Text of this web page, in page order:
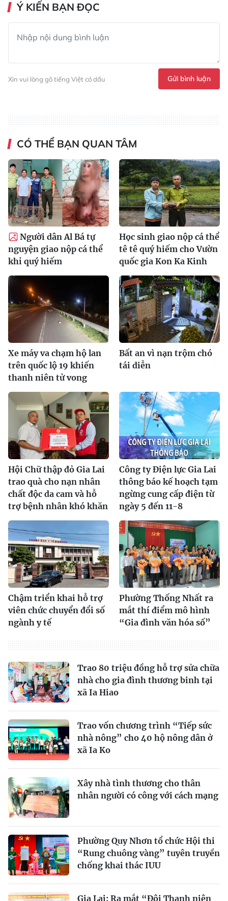
Ý KIẾN BẠN ĐỌC
Xin vui lòng gõ tiếng Việt có dấu Gửi bình luận
CÓ THỂ BẠN QUAN TÂM
Người dân Al Bá tự
nguyện giao nộp cá thể
khỉ quý hiếm
Học sinh giao nộp cá thể
tê tê quý hiếm cho Vườn
quốc gia Kon Ka Kinh
Xe máy va chạm hộ lan
trên quốc lộ 19 khiến
thanh niên tử vong
Bất an vì nạn trộm chó
tái diễn
Hội Chữ thập đỏ Gia Lai
trao quà cho nạn nhân
chất độc da cam và hỗ
trợ bệnh nhân khó khăn
Công ty Điện lực Gia Lai
thông báo kế hoạch tạm
ngừng cung cấp điện từ
ngày 5 đến 11-8
Chậm triển khai hỗ trợ
viên chức chuyển đổi số
ngành y tế
Phường Thống Nhất ra
mắt thí điểm mô hình
“Gia đình văn hóa số”
Trao 80 triệu đồng hỗ trợ sửa chữa
nhà cho gia đình thương binh tại
xã Ia Hiao
Trao vốn chương trình “Tiếp sức
nhà nông” cho 40 hộ nông dân ở
xã Ia Ko
Xây nhà tình thương cho thân
nhân người có công với cách mạng
Phường Quy Nhơn tổ chức Hội thi
“Rung chuông vàng” tuyên truyền
chống khai thác IUU
Gia Lai: Ra mắt “Đội Thanh niên